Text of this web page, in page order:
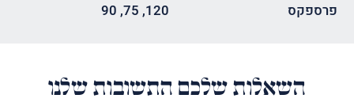
פרספקס 120
,
75
,
90
השאלות שלכם התשובות שלנו